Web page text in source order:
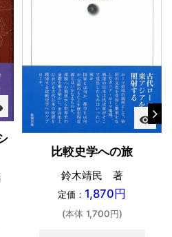
visibility
比較史学への旅
鈴木靖民 著
定価： 1,870円
(本体 1,700円)